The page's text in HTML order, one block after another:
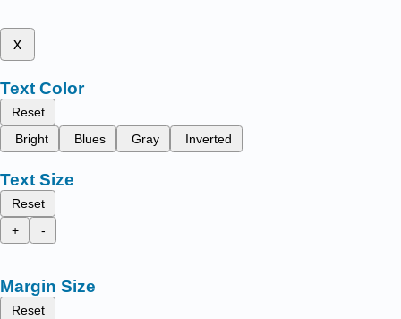
x
Text Color
Reset
Bright
Blues Gray Inverted
Text Size
Reset
+
-
Margin Size
Reset